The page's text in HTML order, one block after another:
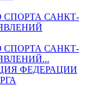
СПОРТА САНКТ-
СПОРТА САНКТ-